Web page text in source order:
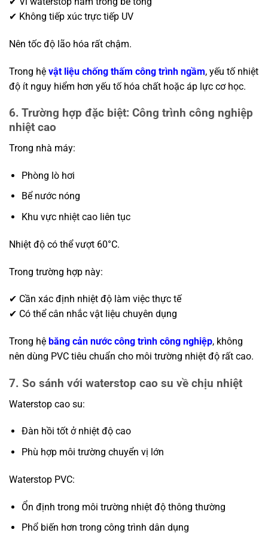
✔ Không tiếp xúc trực tiếp UV
Nên tốc độ lão hóa rất chậm.
Trong hệ vật liệu chống thấm công trình ngầm, yếu tố nhiệt
độ ít nguy hiểm hơn yếu tố hóa chất hoặc áp lực cơ học.
6. Trường hợp đặc biệt: Công trình công nghiệp
nhiệt cao
Trong nhà máy:
Phòng lò hơi
Bể nước nóng
Khu vực nhiệt cao liên tục
Nhiệt độ có thể vượt 60°C.
Trong trường hợp này:
✔ Cần xác định nhiệt độ làm việc thực tế
✔ Có thể cân nhắc vật liệu chuyên dụng
Trong hệ băng cản nước công trình công nghiệp, không
nên dùng PVC tiêu chuẩn cho môi trường nhiệt độ rất cao.
7. So sánh với waterstop cao su về chịu nhiệt
Waterstop cao su:
Đàn hồi tốt ở nhiệt độ cao
Phù hợp môi trường chuyển vị lớn
Waterstop PVC:
Ổn định trong môi trường nhiệt độ thông thường
Phổ biến hơn trong công trình dân dụng